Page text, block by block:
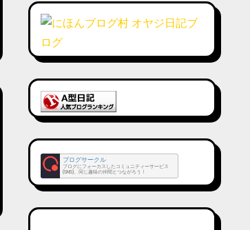
ブログサークル
ブログにフォーカスしたコミュニティーサービス
(SNS)。同じ趣味の仲間とつながろう！